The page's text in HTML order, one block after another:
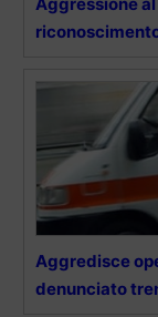
Aggredisce
denunciato